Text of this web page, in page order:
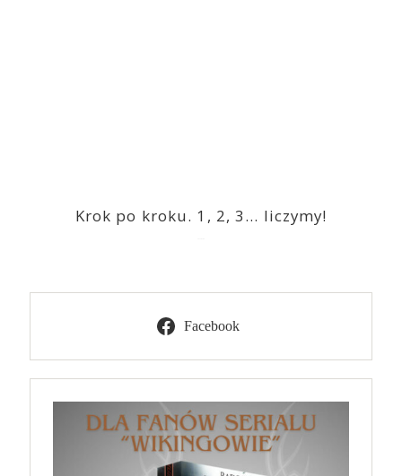
Krok po kroku. 1, 2, 3… liczymy!
Facebook